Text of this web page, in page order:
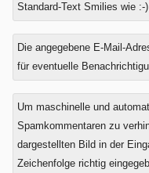
Standard-Text Smilies wie :-
Was
ist
Sieben
minus
Die angegebene E-Mail-
für eventuelle
Um maschinelle und
Spamkommentaren zu
dargestellten Bild in der
Zeichenfolge richtig